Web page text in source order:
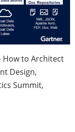
How to Architect
Design,
Summit,